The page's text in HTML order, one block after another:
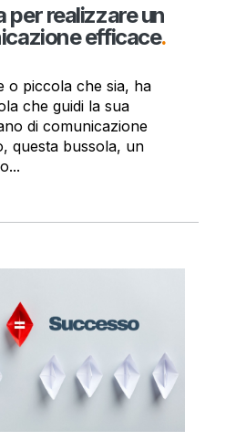
per realizzare un
efficace.
o piccola che sia, ha
che guidi la sua
di comunicazione
questa bussola, un